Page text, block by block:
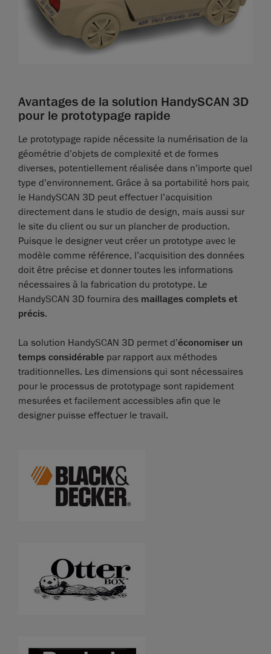
Avantages de la solution HandySCAN 3D
pour le prototypage rapide
Le prototypage rapide nécessite la numérisation de la
géométrie d’objets de complexité et de formes
diverses, potentiellement réalisée dans n’importe quel
type d’environnement. Grâce à sa portabilité hors pair,
le HandySCAN 3D peut effectuer l’acquisition
directement dans le studio de design, mais aussi sur
le site du client ou sur un plancher de production.
Puisque le designer veut créer un prototype avec le
modèle comme référence, l’acquisition des données
doit être précise et donner toutes les informations
nécessaires à la fabrication du prototype. Le
HandySCAN 3D fournira des maillages complets et
précis.
La solution HandySCAN 3D permet d’économiser un
temps considérable par rapport aux méthodes
traditionnelles. Les dimensions qui sont nécessaires
pour le processus de prototypage sont rapidement
mesurées et facilement accessibles afin que le
designer puisse effectuer le travail.